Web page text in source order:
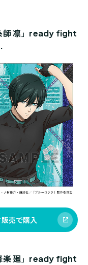
師 凛」ready fight
売で購入
楽 廻」ready fight